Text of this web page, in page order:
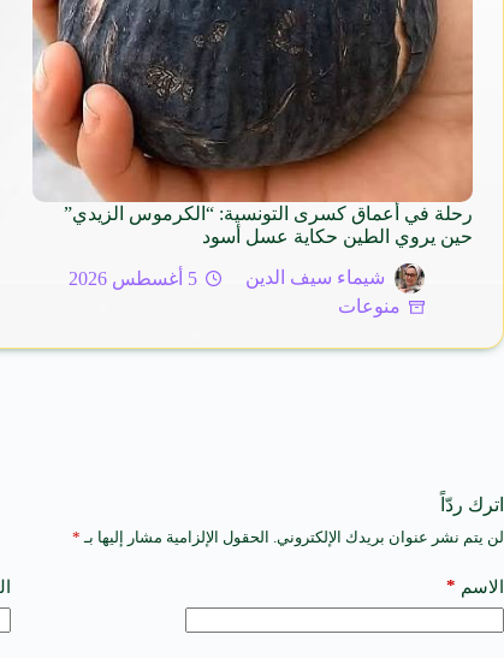
رحلة في أعماق كسرى التونسية: “الكرموس الزيدي”
حين يروي الطين حكاية عسل أسود
شيماء سيف الدين
5 أغسطس 2026
منوعات
اترك ردّاً
لن يتم نشر عنوان بريدك الإلكتروني. الحقول الإلزامية مشار إليها بـ *
الاسم *
A
t
e